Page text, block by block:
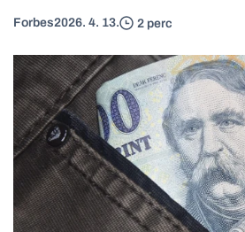
Forbes2026. 4. 13. 2 perc